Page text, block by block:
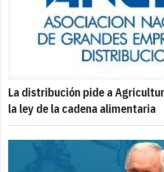
La distribución pide a
la ley de la cadena alimentaria